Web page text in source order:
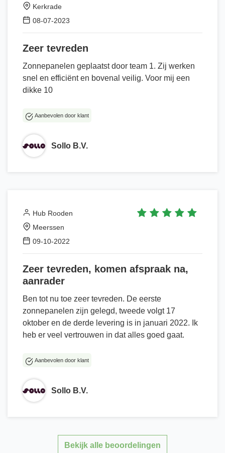
Kerkrade
08-07-2023
Zeer tevreden
Zonnepanelen geplaatst door team 1. Zij werken
snel en efficiënt en bovenal veilig. Voor mij een
dikke 10
Sollo B.V.
Aanbevolen door klant
Hub Rooden
Meerssen
09-10-2022
Zeer tevreden, komen afspraak na,
aanrader
Ben tot nu toe zeer tevreden. De eerste
zonnepanelen zijn gelegd, tweede volgt 17
oktober en de derde levering is in januari 2022. Ik
heb er veel vertrouwen in dat alles goed gaat.
Sollo B.V.
Aanbevolen door klant
Bekijk alle beoordelingen